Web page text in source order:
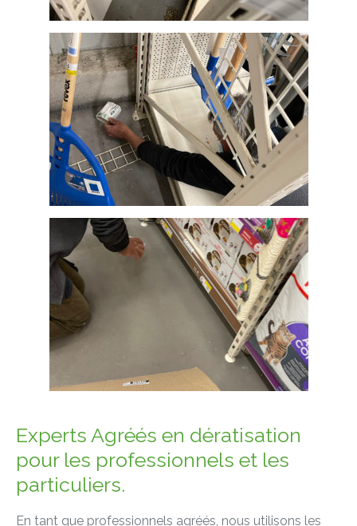
Experts Agréés en dératisation
pour les professionnels et les
particuliers.
En tant que professionnels agréés, nous utilisons les